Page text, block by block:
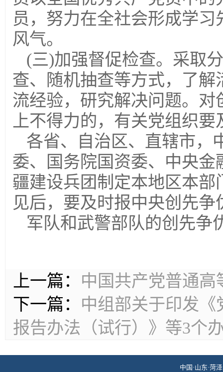
员，努力在全社会形成学
风气。
(三)加强督促检查。采取
查、随机抽查等方式，了
流经验，研究解决问题。
上不得力的，有关党组织
各省、自治区、直辖市，
委、国务院国资委、中央
疆建设兵团制定本地区本
见后，要及时报中央创先
军队和武警部队的创先争
上一篇： 中国共产党普通
下一篇： 中组部关于印发
报告办法（试行）》等3个
中国·山东·菏